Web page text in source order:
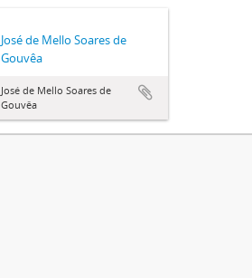
José de Mello Soares de
Gouvêa
José de Mello Soares de
Gouvêa